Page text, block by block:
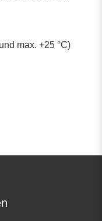
max. +25 °C)